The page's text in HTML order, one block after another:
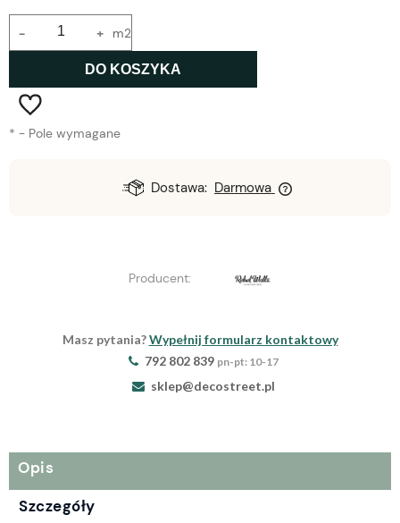
+
- m2
DO KOSZYKA
* - Pole wymagane
Dostawa: Darmowa
Producent:
Masz pytania?Wypełnij formularz kontaktowy
792 802 839 pn-pt: 10-17
sklep@decostreet.pl
Opis
Szczegóły